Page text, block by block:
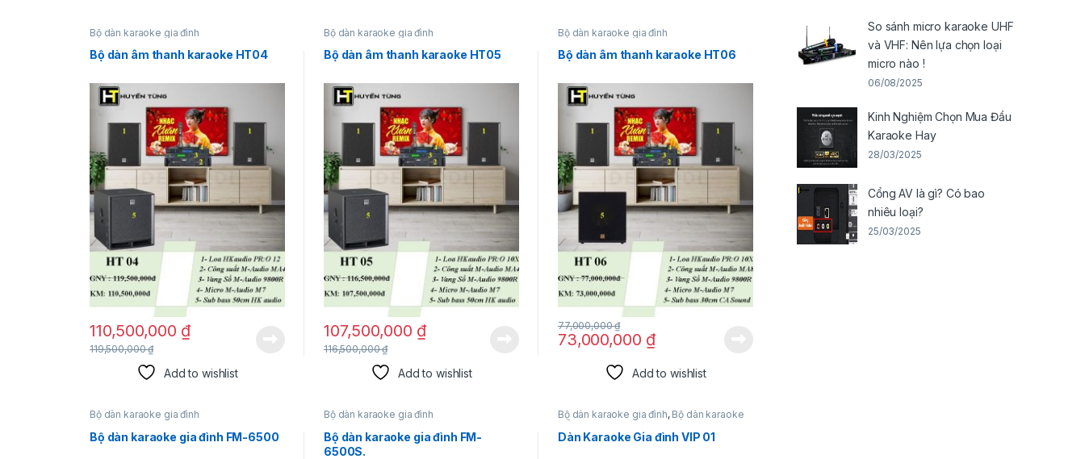
Bộ dàn karaoke gia đình
Bộ dàn âm thanh karaoke HT04
110,500,000 ₫
119,500,000₫
Add to wishlist
Bộ dàn karaoke gia đình
Bộ dàn âm thanh karaoke HT05
107,500,000 ₫
116,500,000₫
Add to wishlist
Bộ dàn karaoke gia đình
Bộ dàn âm thanh karaoke HT06
73,000,000 ₫
77,000,000₫
Add to wishlist
Bộ dàn karaoke gia đình
Bộ dàn karaoke gia đình FM-6500
Bộ dàn karaoke gia đình
Bộ dàn karaoke gia đình FM-
6500S.
Bộ dàn karaoke gia đình, Bộ dàn karaoke
siêu hot
Dàn Karaoke Gia đình VIP 01
So sánh micro karaoke UHF
và VHF: Nên lựa chọn loại
micro nào !
06/08/2025
Kinh Nghiệm Chọn Mua Đầu
Karaoke Hay
28/03/2025
Cổng AV là gì? Có bao
nhiêu loại?
25/03/2025